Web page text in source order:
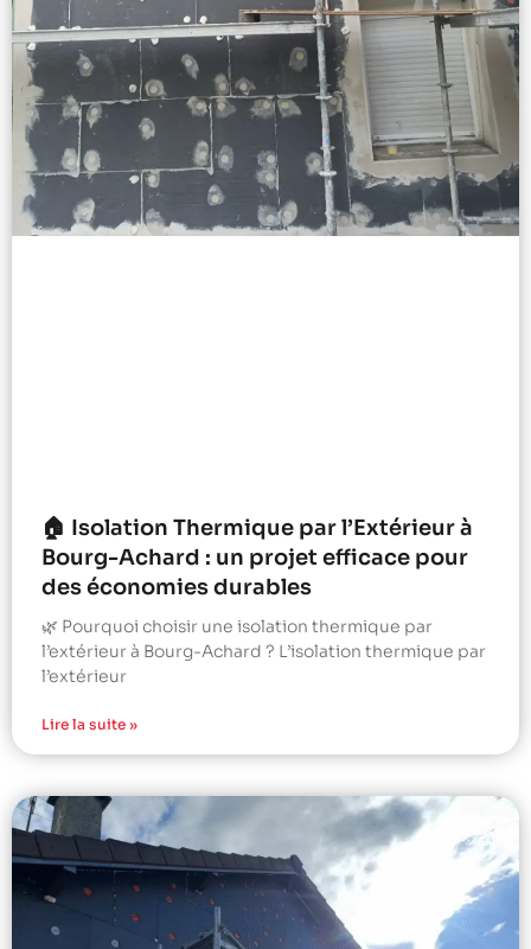
🏠 Isolation Thermique par l’Extérieur à
Bourg-Achard : un projet efficace pour
des économies durables
🌿 Pourquoi choisir une isolation thermique par
l’extérieur à Bourg-Achard ? L’isolation thermique par
l’extérieur
Lire la suite »